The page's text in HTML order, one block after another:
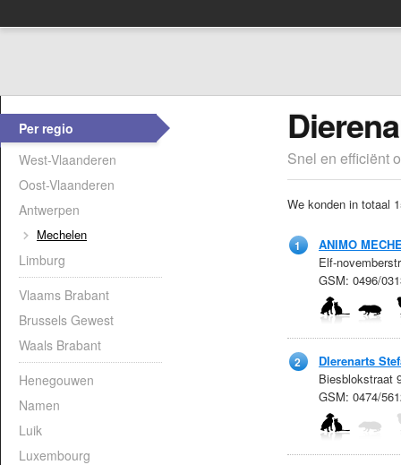
Per regio
West-Vlaanderen
Oost-Vlaanderen
Antwerpen
Mechelen
Limburg
Vlaams Brabant
Brussels Gewest
Waals Brabant
Henegouwen
Namen
Luik
Luxembourg
Snel en efficiënt
We konden in totaal
1
ANIMO
Elf-
GSM: 0496/
2
DIerenarts
Biesblokstraat
GSM: 0474/